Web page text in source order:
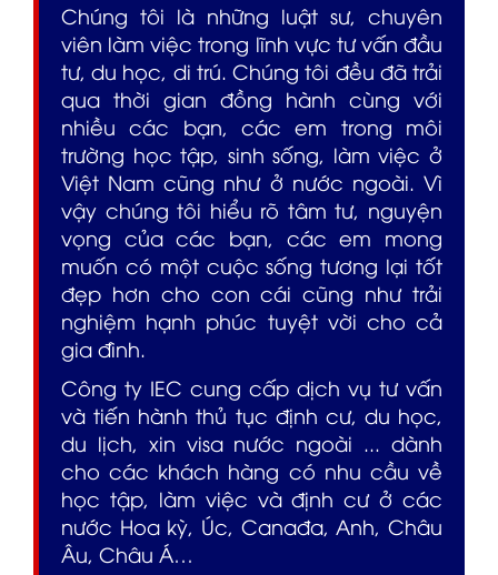
Chúng tôi là những luật sư, chuyên
viên làm việc trong lĩnh vực tư vấn đầu
tư, du học, di trú. Chúng tôi đều đã trải
qua thời gian đồng hành cùng với
nhiều các bạn, các em trong môi
trường học tập, sinh sống, làm việc ở
Việt Nam cũng như ở nước ngoài. Vì
vậy chúng tôi hiểu rõ tâm tư, nguyện
vọng của các bạn, các em mong
muốn có một cuộc sống tương lại tốt
đẹp hơn cho con cái cũng như trải
nghiệm hạnh phúc tuyệt vời cho cả
gia đình.
Công ty IEC cung cấp dịch vụ tư vấn
và tiến hành thủ tục định cư, du học,
du lịch, xin visa nước ngoài ... dành
cho các khách hàng có nhu cầu về
học tập, làm việc và định cư ở các
nước Hoa kỳ, Úc, Canađa, Anh, Châu
Âu, Châu Á…